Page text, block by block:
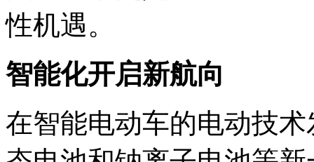
性机遇。
智能化开启新航向
在智能电动车的电动技